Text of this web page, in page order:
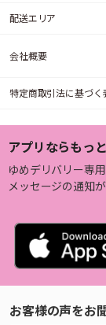
配送エリア
会社概要
特定商取引法に基づく
アプリならもっ
ゆめデリバリー専用
メッセージの通知
お客様の声をお